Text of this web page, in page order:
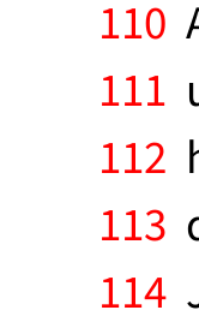
110
111
112
113
114